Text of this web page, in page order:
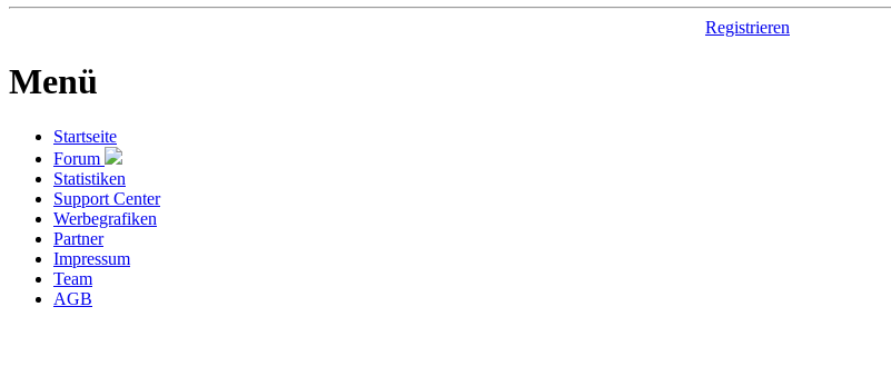
Registrieren
Menü
Startseite
Forum
Statistiken
Support Center
Werbegrafiken
Partner
Impressum
Team
AGB